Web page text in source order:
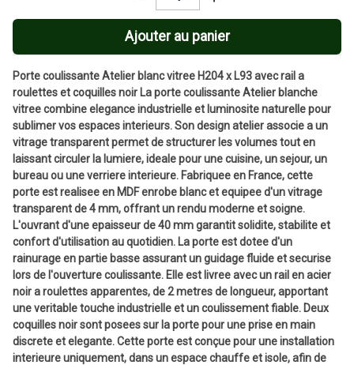
Ajouter au panier
Porte coulissante Atelier blanc vitree H204 x L93 avec rail a
roulettes et coquilles noir La porte coulissante Atelier blanche
vitree combine elegance industrielle et luminosite naturelle pour
sublimer vos espaces interieurs. Son design atelier associe a un
vitrage transparent permet de structurer les volumes tout en
laissant circuler la lumiere, ideale pour une cuisine, un sejour, un
bureau ou une verriere interieure. Fabriquee en France, cette
porte est realisee en MDF enrobe blanc et equipee d'un vitrage
transparent de 4 mm, offrant un rendu moderne et soigne.
L'ouvrant d'une epaisseur de 40 mm garantit solidite, stabilite et
confort d'utilisation au quotidien. La porte est dotee d'un
rainurage en partie basse assurant un guidage fluide et securise
lors de l'ouverture coulissante. Elle est livree avec un rail en acier
noir a roulettes apparentes, de 2 metres de longueur, apportant
une veritable touche industrielle et un coulissement fiable. Deux
coquilles noir sont posees sur la porte pour une prise en main
discrete et elegante. Cette porte est conçue pour une installation
interieure uniquement, dans un espace chauffe et isole, afin de